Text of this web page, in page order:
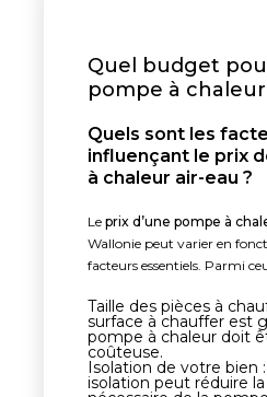
Quel budget
pompe à
Quels sont les
influençant le prix
à chaleur air-eau ?
Le prix d’une pompe à
Wallonie peut varier en
facteurs essentiels. Parmi
Taille des pièces à
surface à chauffer est
pompe à chaleur doit
coûteuse.
Isolation de votre bien
isolation peut réduire